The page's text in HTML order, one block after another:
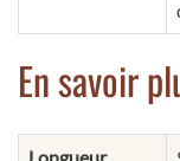
En savoir